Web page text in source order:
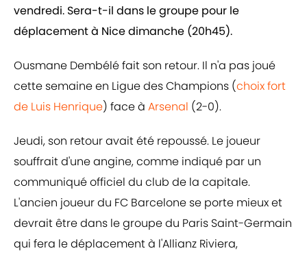
vendredi. Sera-t-il dans le groupe pour le
déplacement à Nice dimanche (20h45).
Ousmane Dembélé fait son retour. Il n'a pas joué
cette semaine en Ligue des Champions (choix fort
de Luis Henrique) face à Arsenal (2-0).
Jeudi, son retour avait été repoussé. Le joueur
souffrait d'une angine, comme indiqué par un
communiqué officiel du club de la capitale.
L'ancien joueur du FC Barcelone se porte mieux et
devrait être dans le groupe du Paris Saint-Germain
qui fera le déplacement à l'Allianz Riviera,